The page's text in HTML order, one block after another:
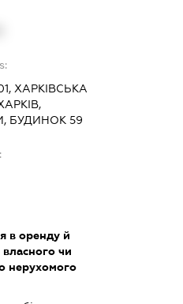
ХАРКІВСЬКА
БУДИНОК 59
в оренду й
власного чи
нерухомого